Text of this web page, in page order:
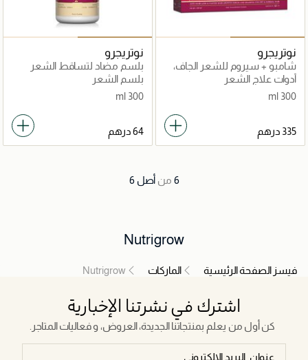
نوتريجرو
شامبو + سيروم للشعر الجاف،
مضاد لتساقط الشعر ونمو
سريع
أدوات علاج الشعر
300 ml
نوتريجرو
بلسم مضاد لتساقط الشعر
ونمو سريع
بلسم الشعر
300 ml
6 من أصل 6
Nutrigrow
فيسز الصفحة الرئيسية الماركات Nutrigrow
اشترك في نشرتنا الإخبارية
كن أول من يعلم بمنتجاتنا الجديدة، العروض، و فعاليات المتاجر.